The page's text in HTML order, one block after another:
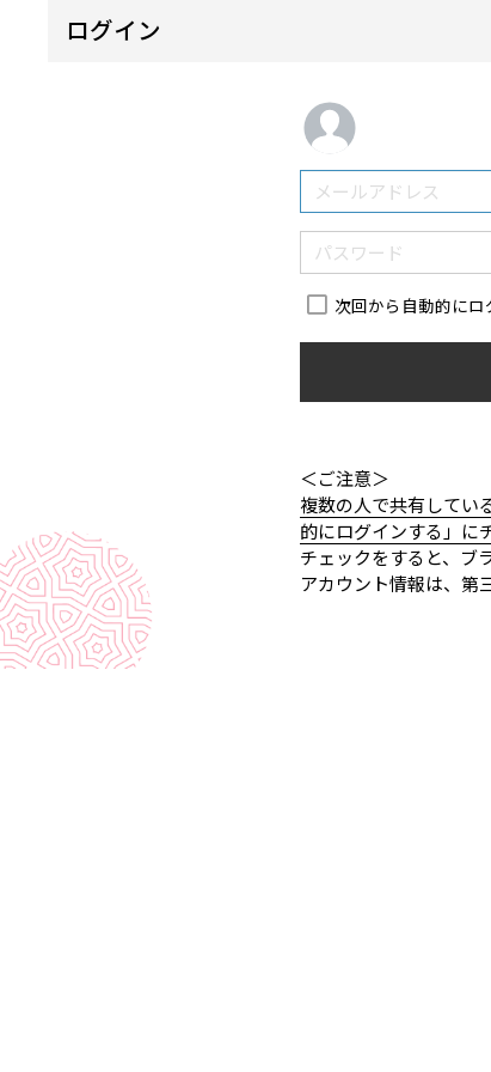
ログイン
次回から自動的にロ
＜ご注意＞
複数の人で共有してい
的にログインする」に
チェックをすると、ブ
アカウント情報は、第